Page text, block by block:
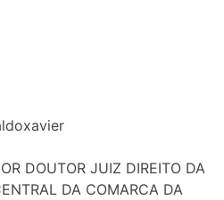
DOUTOR JUIZ DIREITO DA
DA COMARCA DA